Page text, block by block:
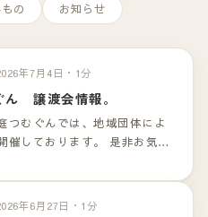
の お知らせ
年7月4日・1分
ん 譲渡会情報。
つむぐんでは、地域団体によ
催しております。 是非お気軽
認下さいませ。
年6月27日・1分